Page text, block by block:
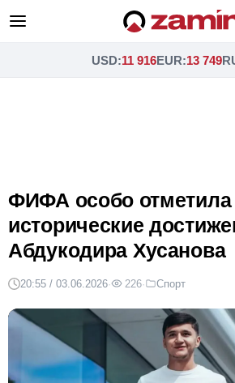
USD:11 916EUR:13 749
ФИФА особо отметила
исторические
Абдукодира Хусанова
20:55 / 03.06.2026· 226· Спорт